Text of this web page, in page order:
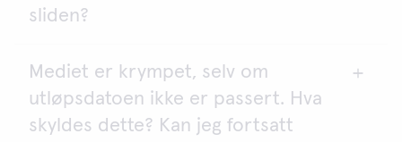
er dermed ca. 18,8 cm
sliden?
Du kan ikke bruke sliden. Den mest sannsynlige
forklaringen er at sliden er blitt fryst. Rørene
inneholder sannsynligvis for mye vann etter å ha
Mediet er krympet, selv om
utløpsdatoen ikke er passert. Hva
skyldes dette? Kan jeg fortsatt